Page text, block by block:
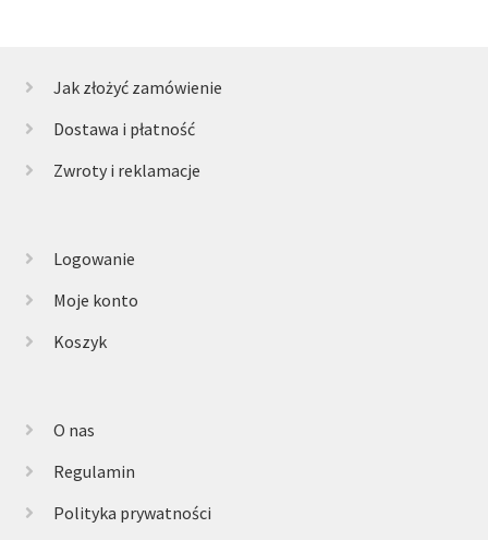
Jak złożyć zamówienie
Dostawa i płatność
Zwroty i reklamacje
Logowanie
Moje konto
Koszyk
O nas
Regulamin
Polityka prywatności